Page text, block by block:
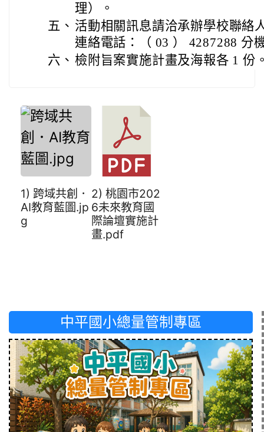
理）。
五、 活動相關訊息請洽承辦學校聯絡
連絡電話：（ 03 ） 4287288 分
六、 檢附旨案實施計畫及海報各 1 份
1) 跨域共創．
AI教育藍圖.jp
g
2) 桃園市202
6未來教育國
際論壇實施計
畫.pdf
中平國小總量管制專區